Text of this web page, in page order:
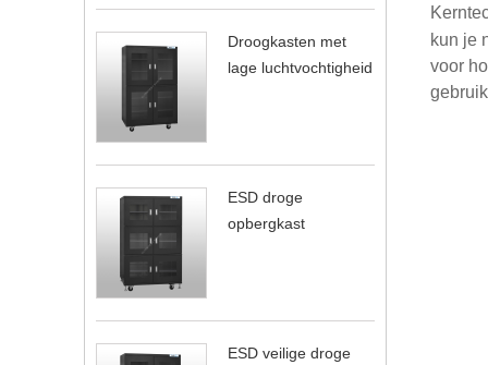
Droogkasten met
lage luchtvochtigheid
ESD droge
opbergkast
ESD veilige droge
kun je
voor